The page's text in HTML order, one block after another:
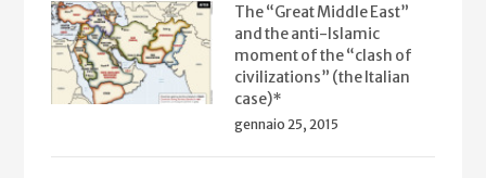
The “Great Middle East”
and the anti-Islamic
moment of the “clash of
civilizations” (the Italian
case)*
gennaio 25, 2015